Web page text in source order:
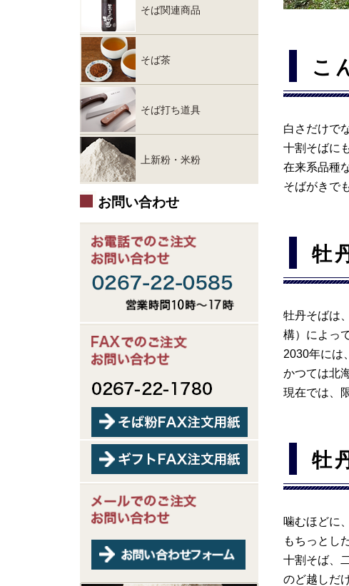
そば関連商品
そば茶
そば打ち道具
上新粉・米粉
お問い合わせ
こ
白さだけで
十割そばに
在来系品種
そばがきで
牡
牡丹そばは
構）によっ
2030年には
かつては北
現在では、
牡
噛むほどに
もちっとし
十割そば、
のど越しだ